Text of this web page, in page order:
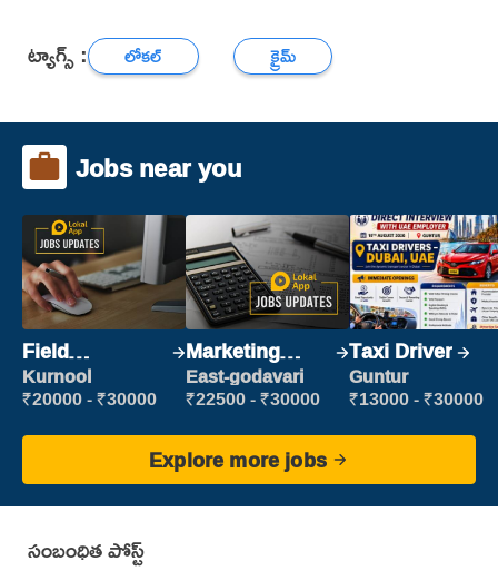
ట్యాగ్స్ : లోకల్ క్రైమ్
Jobs near you
Field
Marketing
Executive
Kurnool
₹20000 - ₹30000
Marketing
Executive
East-godavari
₹22500 - ₹30000
Taxi Driver
Guntur
₹13000 - ₹30000
Explore more jobs
సంబంధిత పోస్ట్